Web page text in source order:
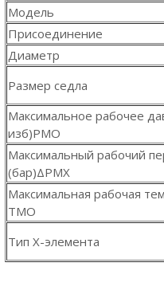
Модель
Присоединение
Диаметр
Размер седла
Максимальное рабочее
изб)PMO
Максимальный рабочий
(бар)ΔPMХ
Максимальная рабочая
ТMO
Тип Х-элемента